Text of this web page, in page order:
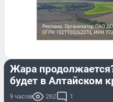
Жара
будет в Алтайском
9 часов 262 1